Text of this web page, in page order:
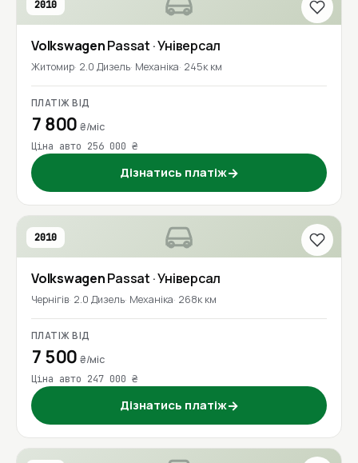
2010
VolkswagenPassat · Універсал
Житомир 2.0 Дизель Механіка 245к км
ПЛАТІЖ ВІД
7 800₴/міс
Ціна авто 256 000 ₴
Дізнатись платіж→
2010
VolkswagenPassat · Універсал
Чернігів 2.0 Дизель Механіка 268к км
ПЛАТІЖ ВІД
7 500₴/міс
Ціна авто 247 000 ₴
Дізнатись платіж→